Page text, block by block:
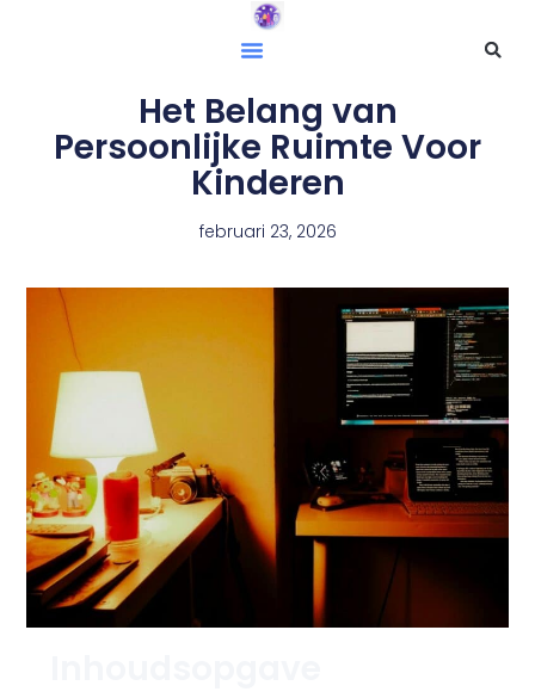
Het Belang van
Persoonlijke Ruimte Voor
Kinderen
februari 23, 2026